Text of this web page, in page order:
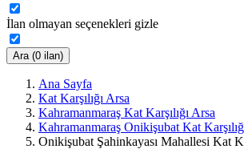
İlan olmayan seçenekleri gizle
Ara (0 ilan)
Ana Sayfa
Kat Karşılığı Arsa
Kahramanmaraş Kat Karşılığı Arsa
Kahramanmaraş Onikişubat Kat
Onikişubat Şahinkayası Mahallesi Kat